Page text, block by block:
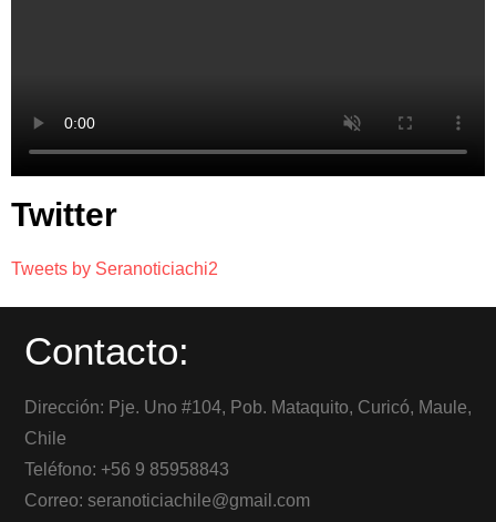
Twitter
Tweets by Seranoticiachi2
Contacto:
Dirección: Pje. Uno #104, Pob. Mataquito, Curicó, Maule,
Chile
Teléfono: +56 9 85958843
Correo: seranoticiachile@gmail.com